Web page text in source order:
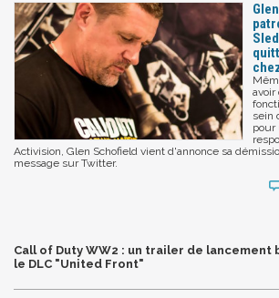
avoir
sein
pour
Activision, Glen Schofield vient d'annonce sa
message sur Twitter.
Call of Duty WW2 : un trailer de lancement
le DLC "United Front"